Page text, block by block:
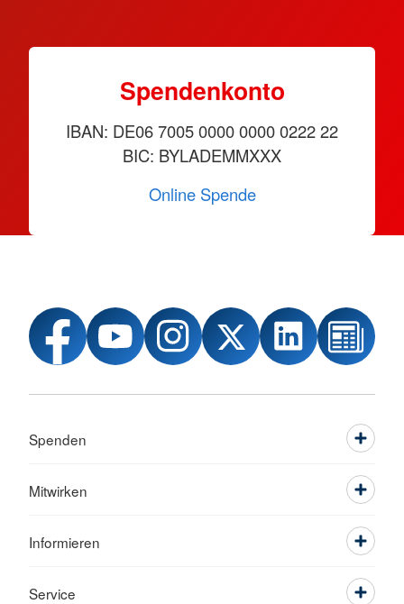
Spendenkonto
IBAN: DE06 7005 0000 0000 0222 22
BIC: BYLADEMMXXX
Online Spende
Spenden
Mitwirken
Informieren
Service